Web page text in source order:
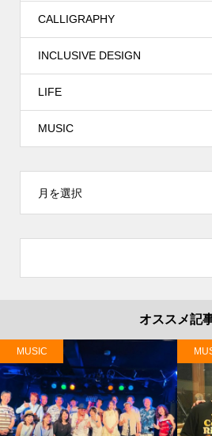
CALLIGRAPHY
INCLUSIVE DESIGN
LIFE
MUSIC
月を選択
オススメ記
MUSIC